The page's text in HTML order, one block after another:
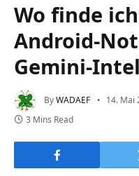
Wo finde
Android-
Gemini-
ByWADAEF 14. Mai
3 Mins Read